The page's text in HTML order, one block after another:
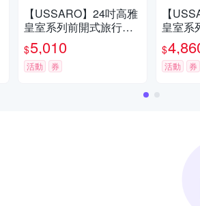
【USSARO】24吋高雅
皇室系列前開式旅行箱/
行李箱(綠)-
$5,010
活動 券
【
皇室系
旅行
灰
$
活動 券